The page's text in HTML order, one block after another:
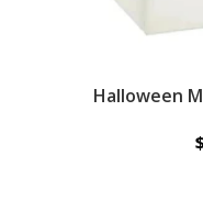
Halloween